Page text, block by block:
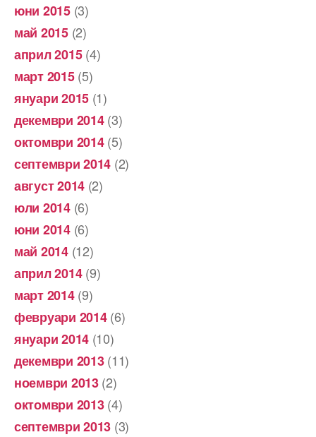
юни 2015(3)
май 2015(2)
април 2015(4)
март 2015(5)
януари 2015 (1)
декември 2014(3)
октомври 2014(5)
септември 2014 (2)
август 2014 (2)
юли 2014(6)
юни 2014(6)
май 2014(12)
април 2014(9)
март 2014(9)
февруари 2014(6)
януари 2014 (10)
декември 2013(11)
ноември 2013(2)
октомври 2013(4)
септември 2013 (3)